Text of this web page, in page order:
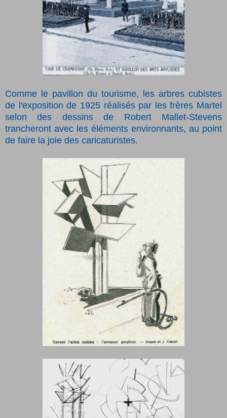
Comme le pavillon du tourisme, les arbres cubistes
de l'exposition de 1925 réalisés par les frères Martel
selon des dessins de Robert Mallet-Stevens
trancheront avec les éléments environnants, au point
de faire la joie des caricaturistes.